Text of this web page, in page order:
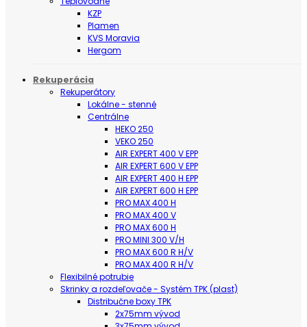
KZP
Plamen
KVS Moravia
Hergom
Rekuperácia
Rekuperátory
Lokálne - stenné
Centrálne
HEKO 250
VEKO 250
AIR EXPERT 400 V EPP
AIR EXPERT 600 V EPP
AIR EXPERT 400 H EPP
AIR EXPERT 600 H EPP
PRO MAX 400 H
PRO MAX 400 V
PRO MAX 600 H
PRO MINI 300 V/H
PRO MAX 600 R H/V
PRO MAX 400 R H/V
Flexibilné potrubie
Skrinky a rozdeľovače - Systém TPK (plast)
Distribučne boxy TPK
2x75mm vývod